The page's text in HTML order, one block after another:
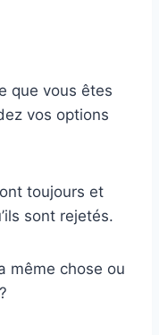
que vous êtes
vos options
toujours et
sont rejetés.
même chose ou